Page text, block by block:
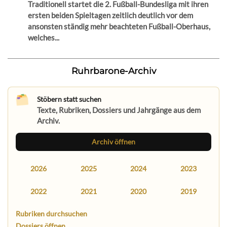
Traditionell startet die 2. Fußball-Bundesliga mit ihren
ersten beiden Spieltagen zeitlich deutlich vor dem
ansonsten ständig mehr beachteten Fußball-Oberhaus,
welches...
Ruhrbarone-Archiv
Stöbern statt suchen
Texte, Rubriken, Dossiers und Jahrgänge aus dem
Archiv.
Archiv öffnen
2026 2025 2024 2023
2022 2021 2020 2019
Rubriken durchsuchen